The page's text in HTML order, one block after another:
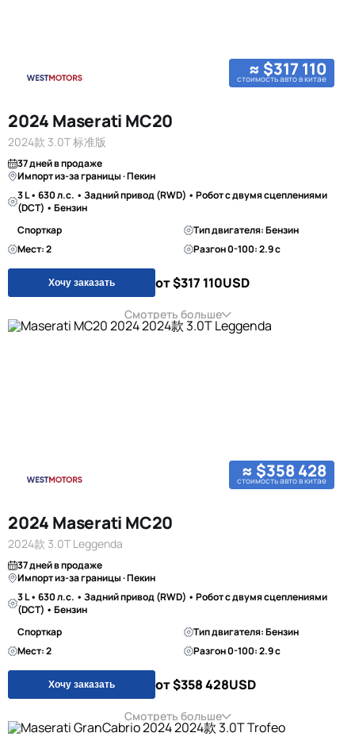
≈ $317 110
стоимость авто в китае
2024 Maserati MC20
2024款 3.0T 标准版
37 дней в продаже
Импорт из-за границы · Пекин
3 L • 630 л.с. • Задний привод (RWD) • Робот с двумя сцеплениями
(DCT) • Бензин
Спорткар
Тип двигателя: Бензин
Мест: 2
Разгон 0-100: 2.9 с
Хочу заказать от $317 110USD
Смотреть больше
≈ $358 428
стоимость авто в китае
2024 Maserati MC20
2024款 3.0T Leggenda
37 дней в продаже
Импорт из-за границы · Пекин
3 L • 630 л.с. • Задний привод (RWD) • Робот с двумя сцеплениями
(DCT) • Бензин
Спорткар
Тип двигателя: Бензин
Мест: 2
Разгон 0-100: 2.9 с
Хочу заказать от $358 428USD
Смотреть больше